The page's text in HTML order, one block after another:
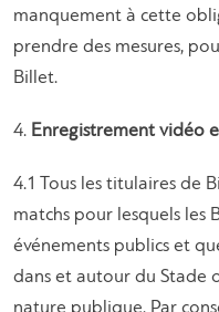
manquement à cette
prendre des mesures,
Billet.
4. Enregistrement vidéo
4.1 Tous les titulaires de
matchs pour lesquels les
événements publics et
dans et autour du Stade
nature publique. Par